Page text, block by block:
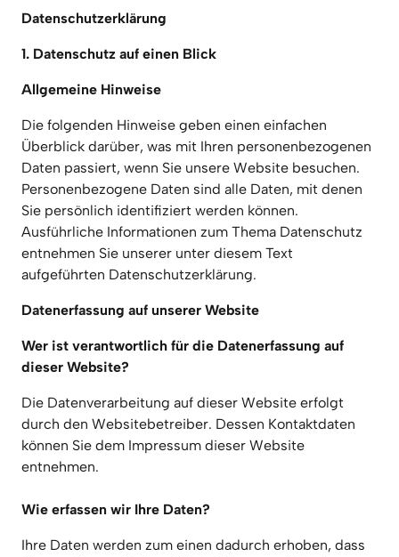
Datenschutzerklärung
1. Datenschutz auf einen Blick
Allgemeine Hinweise
Die folgenden Hinweise geben einen einfachen
Überblick darüber, was mit Ihren personenbezogenen
Daten passiert, wenn Sie unsere Website besuchen.
Personenbezogene Daten sind alle Daten, mit denen
Sie persönlich identifiziert werden können.
Ausführliche Informationen zum Thema Datenschutz
entnehmen Sie unserer unter diesem Text
aufgeführten Datenschutzerklärung.
Datenerfassung auf unserer Website
Wer ist verantwortlich für die Datenerfassung auf
dieser Website?
Die Datenverarbeitung auf dieser Website erfolgt
durch den Websitebetreiber. Dessen Kontaktdaten
können Sie dem Impressum dieser Website
Wie erfassen wir Ihre Daten?
Ihre Daten werden zum einen dadurch erhoben, dass